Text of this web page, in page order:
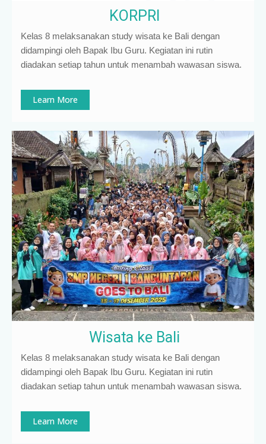
KORPRI
Kelas 8 melaksanakan study wisata ke Bali dengan
didampingi oleh Bapak Ibu Guru. Kegiatan ini rutin
diadakan setiap tahun untuk menambah wawasan siswa.
Learn More
Wisata ke Bali
Kelas 8 melaksanakan study wisata ke Bali dengan
didampingi oleh Bapak Ibu Guru. Kegiatan ini rutin
diadakan setiap tahun untuk menambah wawasan siswa.
Learn More